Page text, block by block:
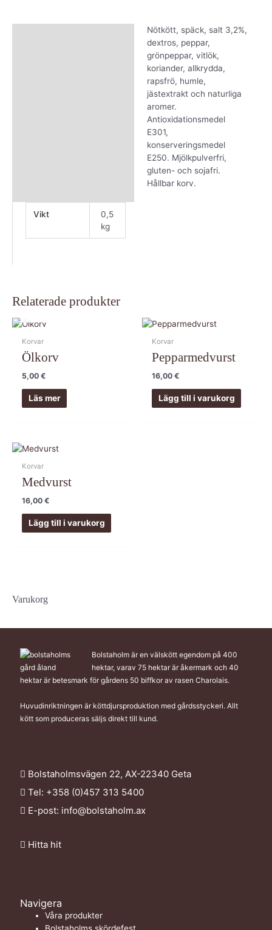
Nötkött, späck, salt 3,2%,
dextros, peppar,
grönpeppar, vitlök,
koriander, allkrydda,
rapsfrö, humle,
jästextrakt och naturliga
aromer.
Antioxidationsmedel
E301,
konserveringsmedel
E250. Mjölkpulverfri,
gluten- och sojafri.
Hållbar korv.
Vikt
0,5
kg
Relaterade produkter
SLUT I LAGER
Korvar
Ölkorv
5,00€
Läs mer
Korvar
Pepparmedvurst
16,00€
Lägg till i varukorg
Korvar
Medvurst
16,00€
Lägg till i varukorg
Varukorg
Bolstaholm är en välskött egendom på 400
hektar, varav 75 hektar är åkermark och 40
hektar är betesmark för gårdens 50 biffkor av rasen Charolais.
Huvudinriktningen är köttdjursproduktion med gårdsstyckeri. Allt
kött som produceras säljs direkt till kund.
Bolstaholmsvägen 22, AX-22340 Geta
Tel: +358 (0)457 313 5400
E-post: info@bolstaholm.ax
Hitta hit
Navigera
Våra produkter